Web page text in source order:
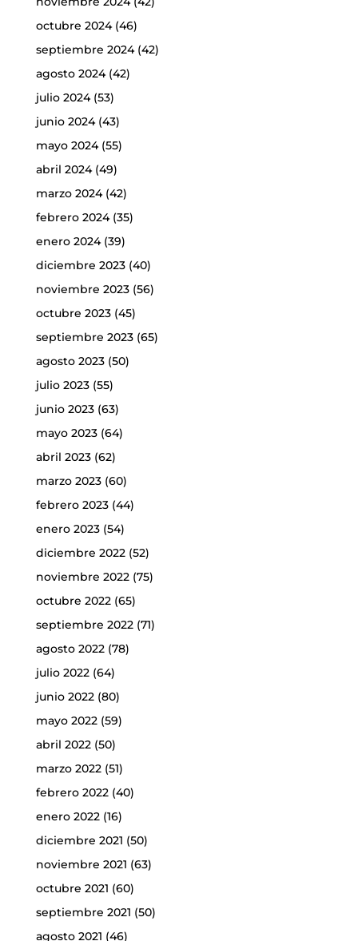
octubre 2024(46)
septiembre 2024(42)
agosto 2024(42)
julio 2024(53)
junio 2024(43)
mayo 2024(55)
abril 2024(49)
marzo 2024(42)
febrero 2024(35)
enero 2024(39)
diciembre 2023(40)
noviembre 2023(56)
octubre 2023(45)
septiembre 2023(65)
agosto 2023(50)
julio 2023(55)
junio 2023(63)
mayo 2023(64)
abril 2023(62)
marzo 2023(60)
febrero 2023(44)
enero 2023(54)
diciembre 2022(52)
noviembre 2022(75)
octubre 2022(65)
septiembre 2022(71)
agosto 2022(78)
julio 2022(64)
junio 2022(80)
mayo 2022(59)
abril 2022(50)
marzo 2022(51)
febrero 2022(40)
enero 2022(16)
diciembre 2021 (50)
noviembre 2021 (63)
octubre 2021 (60)
septiembre 2021 (50)
agosto 2021 (46)